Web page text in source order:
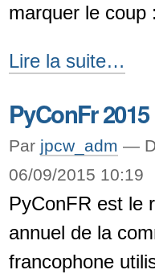
marquer le coup
Bonne
2016
avec
de
nouveaux
certificats
-
Lire la suite…
PyConFr 2015
Par jpcw_adm —
06/09/2015 10:19
PyConFR est le
annuel de la
francophone